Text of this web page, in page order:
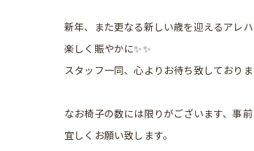
新年、また更なる新しい歳を迎えるアレ
楽しく賑やかに✨✨
スタッフ一同、心よりお待ち致しておりま
なお椅子の数には限りがございます、事
宜しくお願い致します。